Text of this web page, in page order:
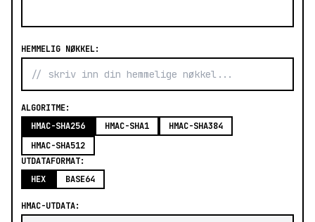
HEMMELIG NØKKEL:
ALGORITME:
HMAC-SHA256
HMAC-SHA1
HMAC-SHA384
HMAC-SHA512
UTDATAFORMAT:
HEX
BASE64
HMAC-UTDATA: